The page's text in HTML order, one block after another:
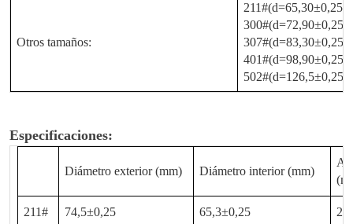
Otros tamaños:
211#(d=65,30±0,25
300#(d=72,90±0,25
307#(d=83,30±0,25
401#(d=98,90±0,25
Especificaciones:
Diámetro exterior (mm) Diámetro interior (mm)
211# 74,5±0,25 65,3±0,25